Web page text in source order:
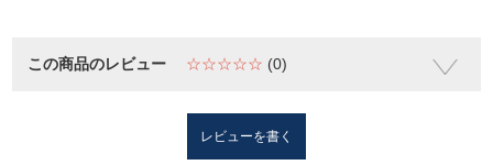
この商品のレビュー ☆☆☆☆☆ (0)
レビューを書く